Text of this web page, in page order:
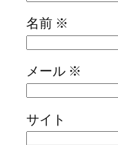
名前 ※
メール ※
サイト